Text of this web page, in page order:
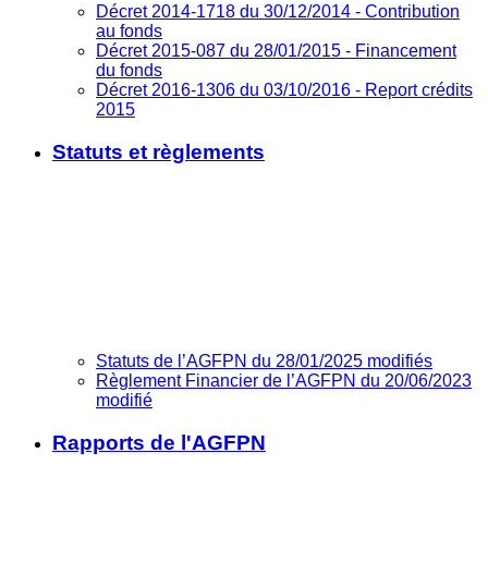
Décret 2014-1718 du 30/12/2014 - Contribution
au fonds
Décret 2015-087 du 28/01/2015 - Financement
du fonds
Décret 2016-1306 du 03/10/2016 - Report crédits
2015
Statuts et règlements
Statuts de l’AGFPN du 28/01/2025 modifiés
Règlement Financier de l’AGFPN du 20/06/2023
modifié
Rapports de l'AGFPN